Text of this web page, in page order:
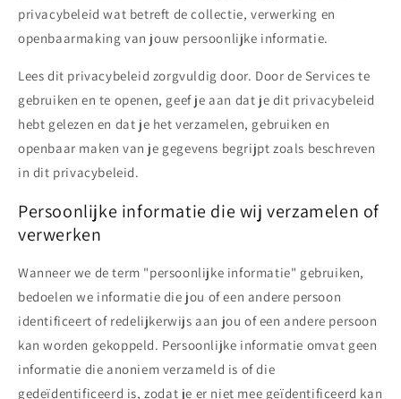
privacybeleid wat betreft de collectie, verwerking en
openbaarmaking van jouw persoonlijke informatie.
Lees dit privacybeleid zorgvuldig door. Door de Services te
gebruiken en te openen, geef je aan dat je dit privacybeleid
hebt gelezen en dat je het verzamelen, gebruiken en
openbaar maken van je gegevens begrijpt zoals beschreven
in dit privacybeleid.
Persoonlijke informatie die wij verzamelen of
verwerken
Wanneer we de term "persoonlijke informatie" gebruiken,
bedoelen we informatie die jou of een andere persoon
identificeert of redelijkerwijs aan jou of een andere persoon
kan worden gekoppeld. Persoonlijke informatie omvat geen
informatie die anoniem verzameld is of die
gedeïdentificeerd is, zodat je er niet mee geïdentificeerd kan